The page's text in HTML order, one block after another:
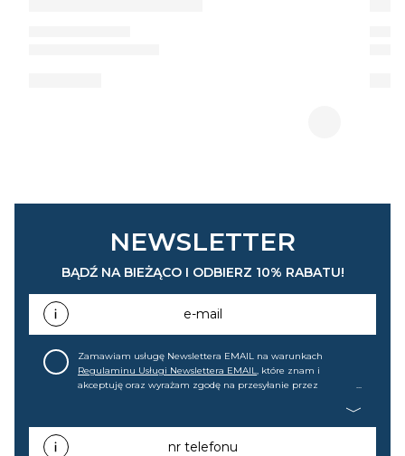
NEWSLETTER
BĄDŹ NA BIEŻĄCO I ODBIERZ 10% RABATU!
e-mail
Zamawiam usługę Newslettera EMAIL na warunkach
Regulaminu Usługi Newslettera EMAIL, które znam i
akceptuję oraz wyrażam zgodę na przesyłanie przez
promocjach, wyprzedażach). Wiem, że mogę tę zgodę w
każdej chwili cofnąć.nr telefonu